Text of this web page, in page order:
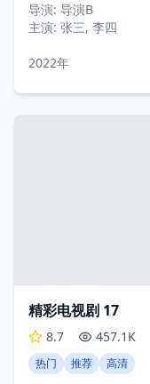
导演: 导演B
主演: 张三, 李四
2022年
精彩电视剧 17
8.7 457.1K
热门 推荐 高清